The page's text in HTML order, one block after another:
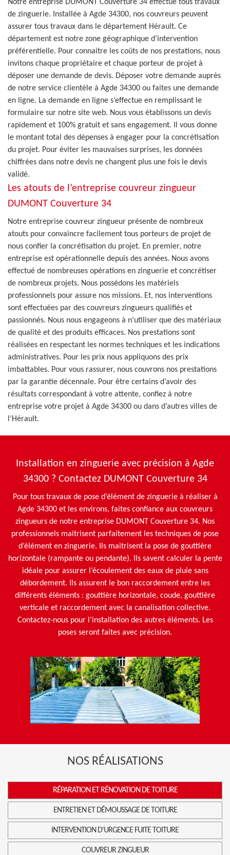
Notre entreprise DUMONT Couverture 34 effectue tous travaux
de zinguerie. Installée à Agde 34300, nos couvreurs peuvent
assurer tous travaux dans le département Hérault. Ce
département est notre zone géographique d’intervention
préférentielle. Pour connaitre les coûts de nos prestations, nous
invitons chaque propriétaire et chaque porteur de projet à
déposer une demande de devis. Déposer votre demande auprès
de notre service clientèle à Agde 34300 ou faites une demande
en ligne. La demande en ligne s’effectue en remplissant le
formulaire sur notre site web. Nous vous établissons un devis
rapidement et 100% gratuit et sans engagement. Il vous donne
le montant total des dépenses à engager pour la concrétisation
du projet. Pour éviter les mauvaises surprises, les données
chiffrées dans notre devis ne changent plus une fois le devis
validé.
Les atouts de l’entreprise couvreur zingueur
DUMONT Couverture 34
Notre entreprise couvreur zingueur présente de nombreux
atouts pour convaincre facilement tous porteurs de projet de
nous confier la concrétisation du projet. En premier, notre
entreprise est opérationnelle depuis des années. Nous avons
effectué de nombreuses opérations en zinguerie et concrétiser
de nombreux projets. Nous possédons les matériels
professionnels pour assure nos missions. Et, nos interventions
sont effectuées par des couvreurs zingueurs qualifiés et
passionnés. Nous nous engageons à n’utiliser que des matériaux
de qualité et des produits efficaces. Nos prestations sont
réalisées en respectant les normes techniques et les indications
administratives. Pour les prix nous appliquons des prix
imbattables. Pour vous rassurer, nous couvrons nos prestations
par la garantie décennale. Pour être certains d’avoir des
résultats correspondant à votre attente, confiez à notre
entreprise votre projet à Agde 34300 ou dans d’autres villes de
l’Hérault.
Installation en zinguerie avec précision à Agde
34300 ? Contactez DUMONT Couverture 34
Pour tous travaux de pose d’élément de zinguerie à réaliser à
Agde 34300 et les environs, faites confiance aux couvreurs
zingueurs de notre entreprise DUMONT Couverture 34. Nos
professionnels maitrisent parfaitement les techniques de pose
d’élément en zinguerie. Ils maitrisent la pose de gouttière
horizontale (rampante ou pendante). Ils savent calculer la pente
idéale pour assurer l’écoulement des eaux de pluie sans
débordement. Ils assurent le bon raccordement entre les
différents éléments : gouttière horizontale, coude, gouttière
verticale et raccordement avec la canalisation collective.
Contactez-nous pour l’installation des autres éléments. Les
poses seront faites avec précision.
NOS RÉALISATIONS
RÉPARATION ET RÉNOVATION DE TOITURE
ENTRETIEN ET DÉMOUSSAGE DE TOITURE
INTERVENTION D'URGENCE FUITE TOITURE
COUVREUR ZINGUEUR